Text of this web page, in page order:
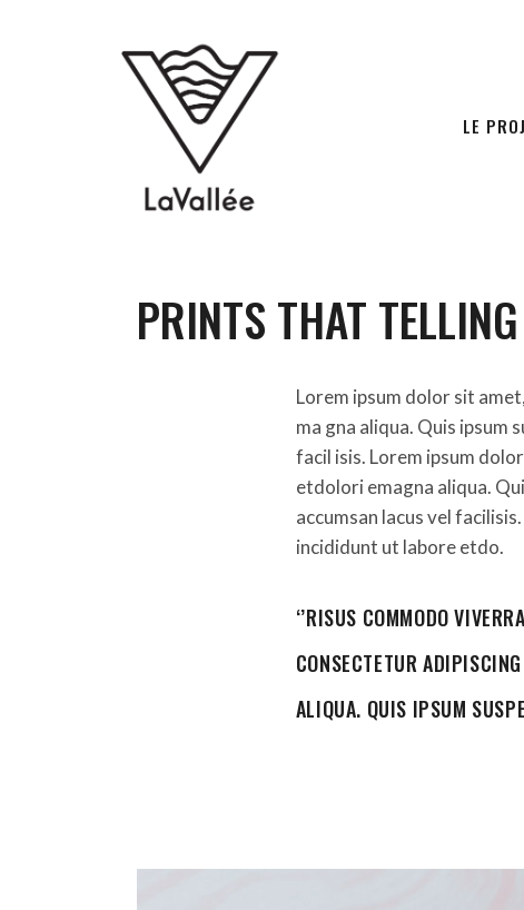
LE
PRINTS THAT
Lorem ipsum dolor sit
ma gna aliqua. Quis ipsum
facil isis. Lorem ipsum
etdolori emagna aliqua.
accumsan lacus vel
incididunt ut labore etdo.
‘’RISUS COMMODO
CONSECTETUR
ALIQUA. QUIS IPSUM